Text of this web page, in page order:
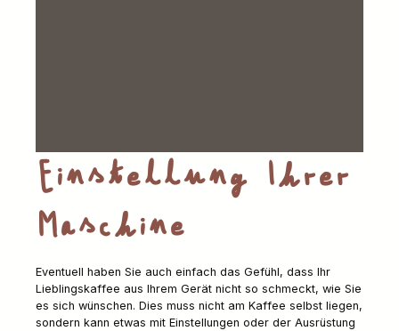
Einstellung Ihrer
Maschine
Eventuell haben Sie auch einfach das Gefühl, dass Ihr
Lieblingskaffee aus Ihrem Gerät nicht so schmeckt, wie Sie
es sich wünschen. Dies muss nicht am Kaffee selbst liegen,
sondern kann etwas mit Einstellungen oder der Ausrüstung